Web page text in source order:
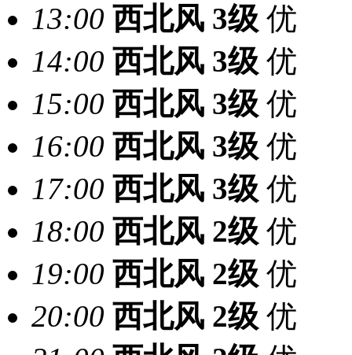
13:00 西北风 3级 优
14:00 西北风 3级 优
15:00 西北风 3级 优
16:00 西北风 3级 优
17:00 西北风 3级 优
18:00 西北风 2级 优
19:00 西北风 2级 优
20:00 西北风 2级 优